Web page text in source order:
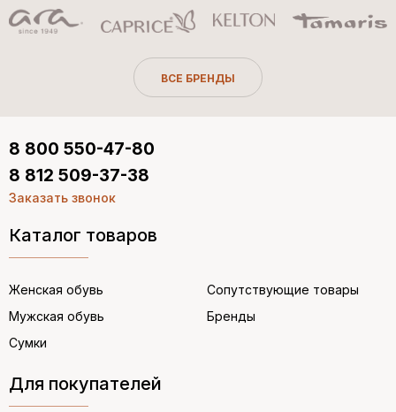
ВСЕ БРЕНДЫ
Каталог товаров
Женская обувь
Мужская обувь
Сумки
Сопутствующие товары
Бренды
Для покупателей
8 800 550-47-80
8 812 509-37-38
Заказать звонок